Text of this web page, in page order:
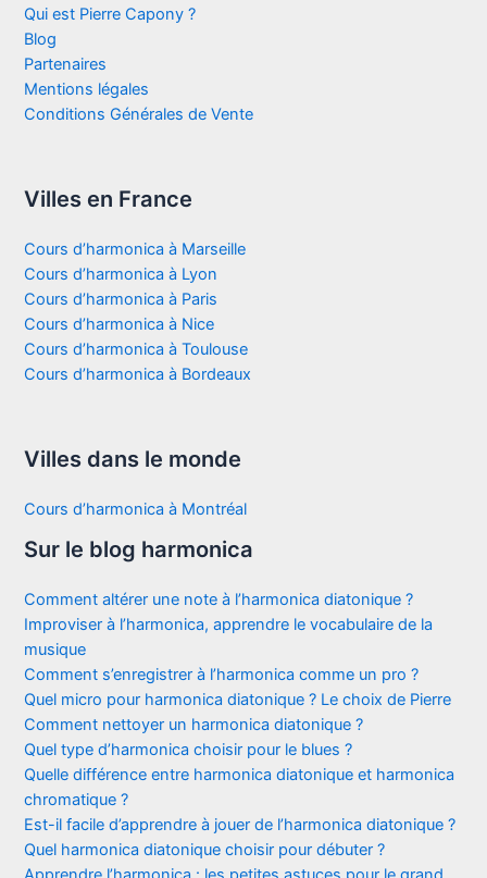
Qui est Pierre Capony ?
Blog
Partenaires
Mentions légales
Conditions Générales de Vente
Villes en France
Cours d’harmonica à Marseille
Cours d’harmonica à Lyon
Cours d’harmonica à Paris
Cours d’harmonica à Nice
Cours d’harmonica à Toulouse
Cours d’harmonica à Bordeaux
Villes dans le monde
Cours d’harmonica à Montréal
Sur le blog harmonica
Comment altérer une note à l’harmonica diatonique ?
Improviser à l’harmonica, apprendre le vocabulaire de la
musique
Comment s’enregistrer à l’harmonica comme un pro ?
Quel micro pour harmonica diatonique ? Le choix de Pierre
Comment nettoyer un harmonica diatonique ?
Quel type d’harmonica choisir pour le blues ?
Quelle différence entre harmonica diatonique et harmonica
chromatique ?
Est-il facile d’apprendre à jouer de l’harmonica diatonique ?
Quel harmonica diatonique choisir pour débuter ?